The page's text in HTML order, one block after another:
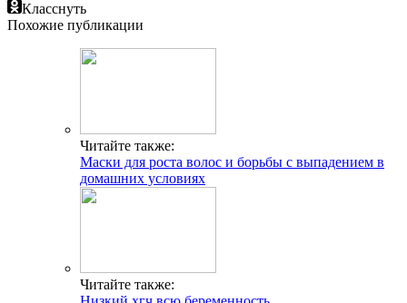
Класснуть
Похожие публикации
Читайте также:
Маски для роста волос и борьбы с выпадением в
домашних условиях
Читайте также: